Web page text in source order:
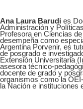
Ana Laura Barudi es
Administración y
Profesora en Ciencias
desempeña como
Argentina Porvenir, es
de posgrado e
Extensión Universitaria
asesora técnico-
docente de grado y
organismos como la
la Nación e instituciones